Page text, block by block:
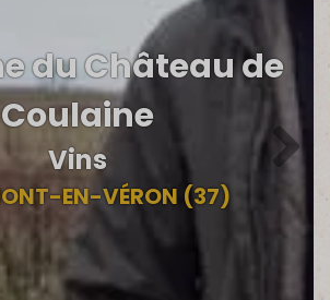
du Château de
Coulaine
Vins
EN-VÉRON (37)